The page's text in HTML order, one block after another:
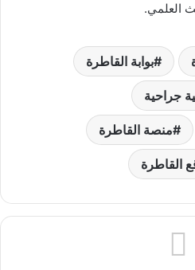
العلمي.
بوابة القاطرة
جراحية
منصة القاطرة
القاطرة